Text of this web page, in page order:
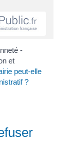
-
et
peut-elle
?